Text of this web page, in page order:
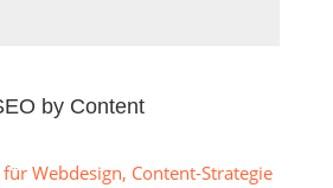
by Content
Webdesign, Content-Strategie